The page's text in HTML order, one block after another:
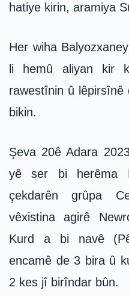
hatiye kirin, aramiya
Her wiha
li hemû aliyan kir
rawestînin û lêpirsînê
bikin.
Şeva 20ê Adara
yê ser bi herêma
çekdarên grûpa
vêxistina agirê
Kurd a bi navê
encamê de 3 bira û
2 kes jî birîndar bûn.